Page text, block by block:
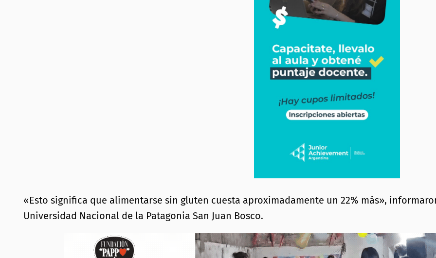
«Esto significa que alimentarse sin gluten cuesta aproximadamente un 22% más»,
Universidad Nacional de la Patagonia San Juan Bosco.